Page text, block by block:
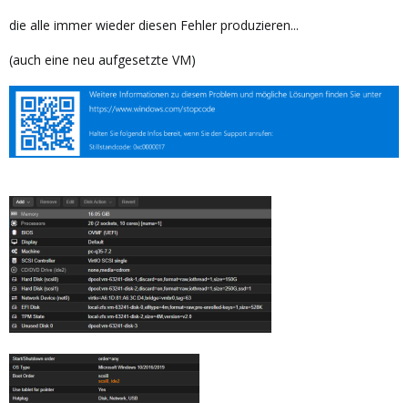
die alle immer wieder diesen Fehler produzieren...
(auch eine neu aufgesetzte VM)